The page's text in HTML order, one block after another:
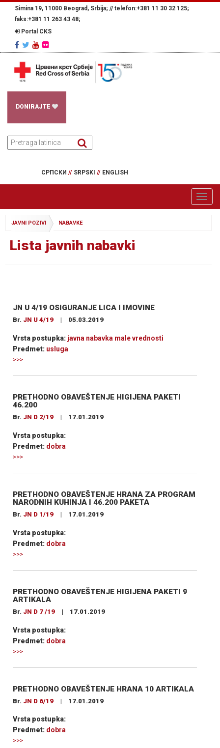
Simina 19, 11000 Beograd, Srbija; // telefon:+381 11 30 32 125;
faks:+381 11 263 43 48;
Portal CKS
DONIRAJTE
СРПСКИ // SRPSKI // ENGLISH
JAVNI POZIVI NABAVKE
Lista javnih nabavki
JN U 4/19 OSIGURANJE LICA I IMOVINE
Br. JN U 4/19 | 05.03.2019
Vrsta postupka: javna nabavka male vrednosti
Predmet: usluga
>>>
PRETHODNO OBAVEŠTENJE HIGIJENA PAKETI
46.200
Br. JN D 2/19 | 17.01.2019
Vrsta postupka:
Predmet: dobra
>>>
PRETHODNO OBAVEŠTENJE HRANA ZA PROGRAM
NARODNIH KUHINJA I 46.200 PAKETA
Br. JN D 1/19 | 17.01.2019
Vrsta postupka:
Predmet: dobra
>>>
PRETHODNO OBAVEŠTENJE HIGIJENA PAKETI 9
ARTIKALA
Br. JN D 7 /19 | 17.01.2019
Vrsta postupka:
Predmet: dobra
>>>
PRETHODNO OBAVEŠTENJE HRANA 10 ARTIKALA
Br. JN D 6/19 | 17.01.2019
Vrsta postupka:
Predmet: dobra
>>>